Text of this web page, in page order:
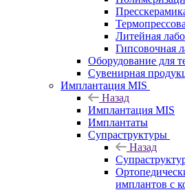
Литейная
Гипсовочная
Оборудование для
Сувенирная
Имплантация MIS
Назад
Имплантация MIS
Имплантаты
Супраструктуры
Назад
имплантов с